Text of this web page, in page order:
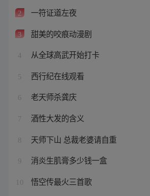
2 一符证道左夜
3 甜美的咬痕动漫剧
4 从全球高武开始打卡
5 西行纪在线观看
6 老天师杀龚庆
7 酒性大发的含义
8 天师下山 总裁老婆请自重
9 消炎生肌膏多少钱一盒
10 悟空传最火三首歌